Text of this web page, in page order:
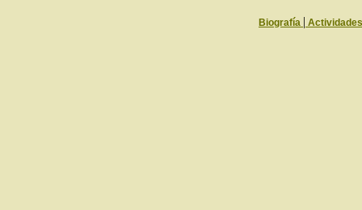
Biografía | Actividades